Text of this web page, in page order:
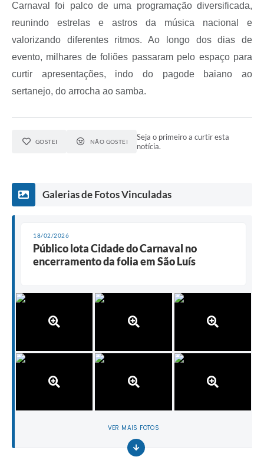
Carnaval foi palco de uma programação diversificada,
reunindo estrelas e astros da música nacional e
valorizando diferentes ritmos. Ao longo dos dias de
evento, milhares de foliões passaram pelo espaço para
curtir apresentações, indo do pagode baiano ao
sertanejo, do arrocha ao samba.
GOSTEI NÃO GOSTEI
Seja o primeiro a curtir esta
notícia.
Galerias de Fotos Vinculadas
18/02/2026
Público lota Cidade do Carnaval no
encerramento da folia em São Luís
VER MAIS FOTOS